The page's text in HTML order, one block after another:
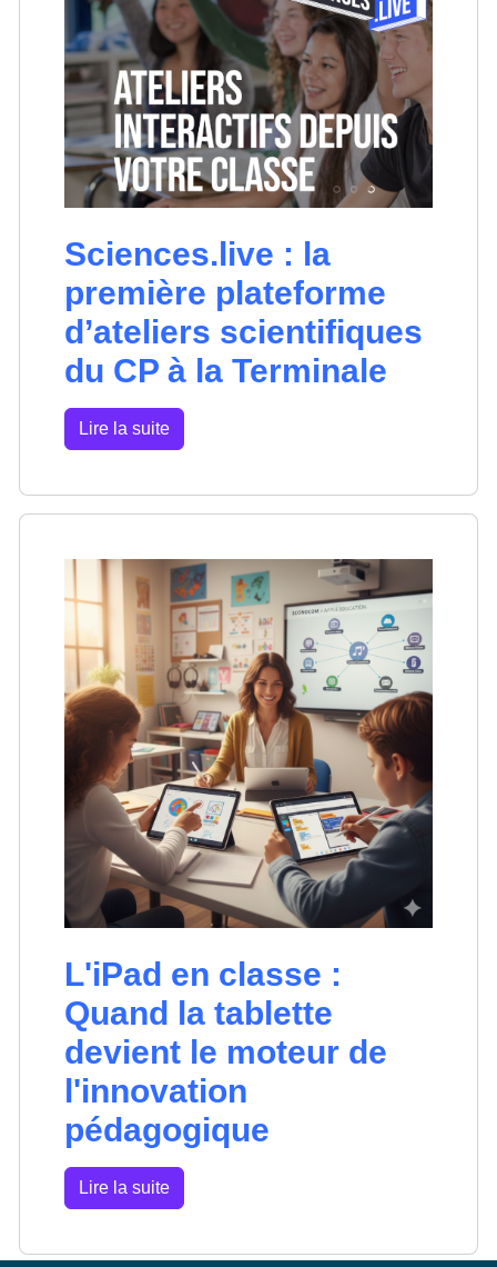
Sciences.live : la
première plateforme
d’ateliers scientifiques
du CP à la Terminale
Lire la suite
L'iPad en classe :
Quand la tablette
devient le moteur de
l'innovation
pédagogique
Lire la suite